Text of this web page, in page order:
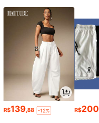
R$139,88 -12% R$200